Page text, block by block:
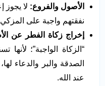
الأصول والفروع: لا يجوز
نفقتهم واجبة على
إخراج زكاة الفطر عن
“الزكاة الواجبة”؛ لأنها
الصدقة والبر والدعاء
عند الله.